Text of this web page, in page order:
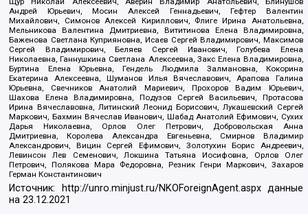
Андрей Юрьевич, Мосин Алексей Геннадьевич, Гефтер Валентин
Михайлович, Симонов Алексей Кириллович, Флиге Ирина Анатольевна,
Мельникова Валентина Дмитриевна, Вититинова Елена Владимировна,
Баженова Светлана Куприяновна, Исаев Сергей Владимирович, Максимов
Сергей Владимирович, Беляев Сергей Иванович, Голубева Елена
Николаевна, Ганнушкина Светлана Алексеевна, Закс Елена Владимировна,
Буртина Елена Юрьевна, Гендель Людмила Залмановна, Кокорина
Екатерина Алексеевна, Шуманов Илья Вячеславович, Арапова Галина
Юрьевна, Свечников Анатолий Мариевич, Прохоров Вадим Юрьевич,
Шахова Елена Владимировна, Подузов Сергей Васильевич, Протасова
Ирина Вячеславовна, Литинский Леонид Борисович, Лукашевский Сергей
Маркович, Бахмин Вячеслав Иванович, Шабад Анатолий Ефимович, Сухих
Дарья Николаевна, Орлов Олег Петрович, Добровольская Анна
Дмитриевна, Королева Александра Евгеньевна, Смирнов Владимир
Александрович, Вицин Сергей Ефимович, Золотухин Борис Андреевич,
Левинсон Лев Семенович, Локшина Татьяна Иосифовна, Орлов Олег
Петрович, Полякова Мара Федоровна, Резник Генри Маркович, Захаров
Герман Константинович
Источник: http://unro.minjust.ru/NKOForeignAgent.aspxданные
на23.12.2021